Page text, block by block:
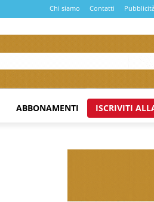
Chi siamo Contatti
ABBONAMENTI ISCRIVITI